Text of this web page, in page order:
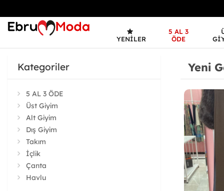
YENILER
5 AL 3
ÖDE
Kategoriler
5 AL 3 ÖDE
Üst Giyim
Alt Giyim
Dış Giyim
Takım
İçlik
Çanta
Havlu
Yeni